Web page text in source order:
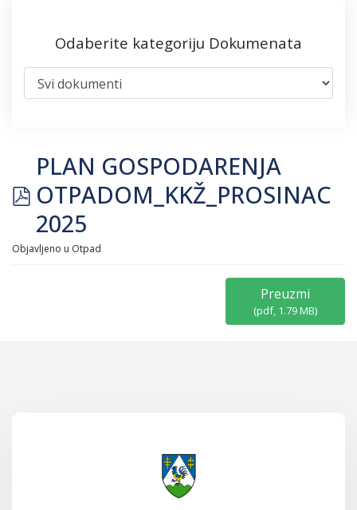
Odaberite kategoriju Dokumenata
pdf
PLAN GOSPODARENJA
OTPADOM_KKŽ_PROSINAC
2025
Objavljeno u Otpad
Preuzmi
(pdf, 1.79 MB)